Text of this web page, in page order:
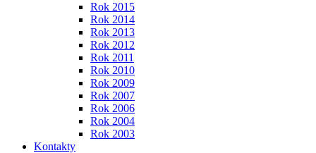
Rok 2015
Rok 2014
Rok 2013
Rok 2012
Rok 2011
Rok 2010
Rok 2009
Rok 2007
Rok 2006
Rok 2004
Rok 2003
Kontakty